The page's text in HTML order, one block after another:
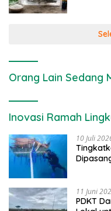
Orang Lain Sedang
Inovasi Ramah
10 Juli
11 Juni
PDKT